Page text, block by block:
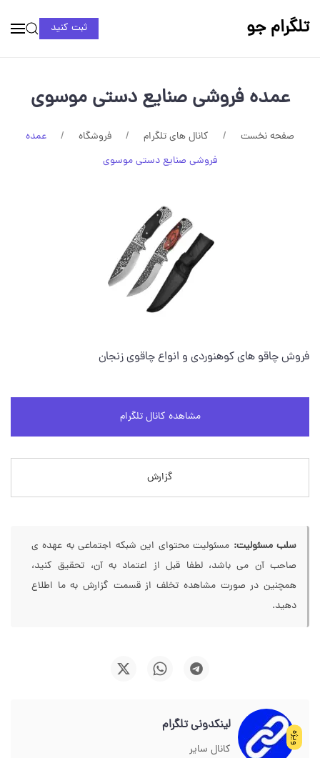
تلگرام جو ثبت کنید
عمده فروشی صنایع دستی موسوی
صفحه نخست کانال های تلگرام فروشگاه
عمده
فروشی صنایع دستی موسوی
فروش چاقو هاي کوهنوردی و انواع چاقوی زنجان
مشاهده کانال تلگرام
گزارش
سلب مسئولیت: مسئولیت محتوای این شبکه اجتماعی به عهده ی
صاحب آن می باشد، لطفا قبل از اعتماد به آن، تحقیق کنید،
همچنین در صورت مشاهده تخلف از قسمت گزارش به ما اطلاع
دهید.
ویژه
لینکدونی تلگرام
کانال سایر